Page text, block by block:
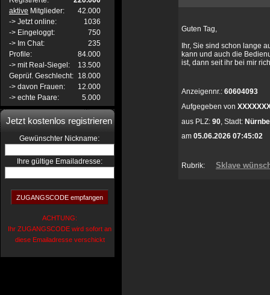
aktive Mitglieder:
42.000
-> Jetzt online:
1036
-> Eingeloggt:
750
-> Im Chat:
235
Profile:
84.000
-> mit Real-Siegel:
13.500
Geprüf. Geschlecht: 18.000
-> davon Frauen:
12.000
-> echte Paare:
5.000
Jetzt kostenlos registrieren
Gewünschter Nickname:
Ihre gültige Emailadresse:
ACHTUNG:
Ihr ZUGANGSCODE wird sofort an
diese Emailadresse verschickt
Guten Tag,
Ihr, Sie sind schon lange
kann und auch die
ist, dann seit ihr bei mir
Anzeigennr.: 60604093
Aufgegeben von
aus PLZ: 90, Stadt:
am 05.06.2026 07:45:02
Rubrik: Sklave